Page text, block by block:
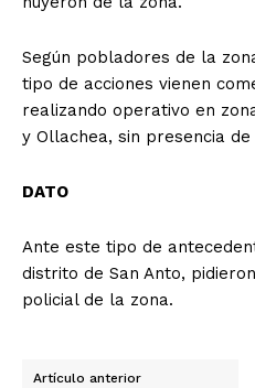
Según pobladores de la
tipo de acciones vienen
realizando operativo en
y Ollachea, sin presencia de
DATO
Ante este tipo de
distrito de San Anto,
policial de la zona.
Artículo anterior